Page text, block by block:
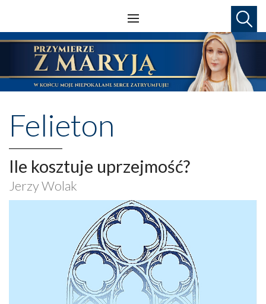
Felieton
Ile kosztuje uprzejmość?
Jerzy Wolak